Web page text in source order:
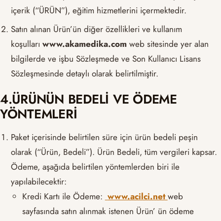
içerik (“ÜRÜN”), eğitim hizmetlerini içermektedir.
Satın alınan Ürün’ün diğer özellikleri ve kullanım
koşullarıwww.akamedika.comweb sitesinde yer alan
bilgilerde ve işbu Sözleşmede ve Son Kullanıcı Lisans
Sözleşmesinde detaylı olarak belirtilmiştir.
4.ÜRÜNÜN BEDELİ VE ÖDEME
YÖNTEMLERİ
Paket içerisinde belirtilen süre için ürün bedeli peşin
olarak (“Ürün, Bedeli”). Ürün Bedeli, tüm vergileri kapsar.
Ödeme, aşağıda belirtilen yöntemlerden biri ile
yapılabilecektir:
Kredi Kartı ile Ödeme: www.acilci.net web
sayfasında satın alınmak istenen Ürün’ ün ödeme